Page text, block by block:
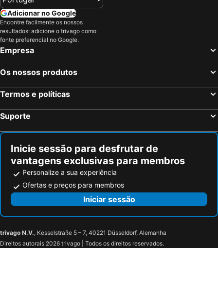
Adicionar no Google
Encontre facilmente os nossos
resultados: adicione o trivago como
fonte preferencial no Google.
Empresa
Os nossos produtos
Termos e políticas
Suporte
Inicie sessão para desfrutar de
vantagens exclusivas para membros
Personalize a sua experiência
Ofertas e preços para membros
Iniciar sessão
trivago N.V., Kesselstraße 5 – 7, 40221 Düsseldorf, Alemanha
Direitos autorais 2026 trivago | Todos os direitos reservados.